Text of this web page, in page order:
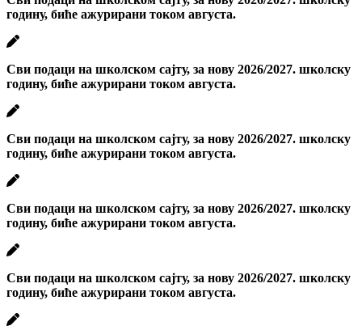
годину, биће ажурирани током августа.
Сви подаци на школском сајту, за нову 2026/2027. школску
годину, биће ажурирани током августа.
Сви подаци на школском сајту, за нову 2026/2027. школску
годину, биће ажурирани током августа.
Сви подаци на школском сајту, за нову 2026/2027. школску
годину, биће ажурирани током августа.
Сви подаци на школском сајту, за нову 2026/2027. школску
годину, биће ажурирани током августа.